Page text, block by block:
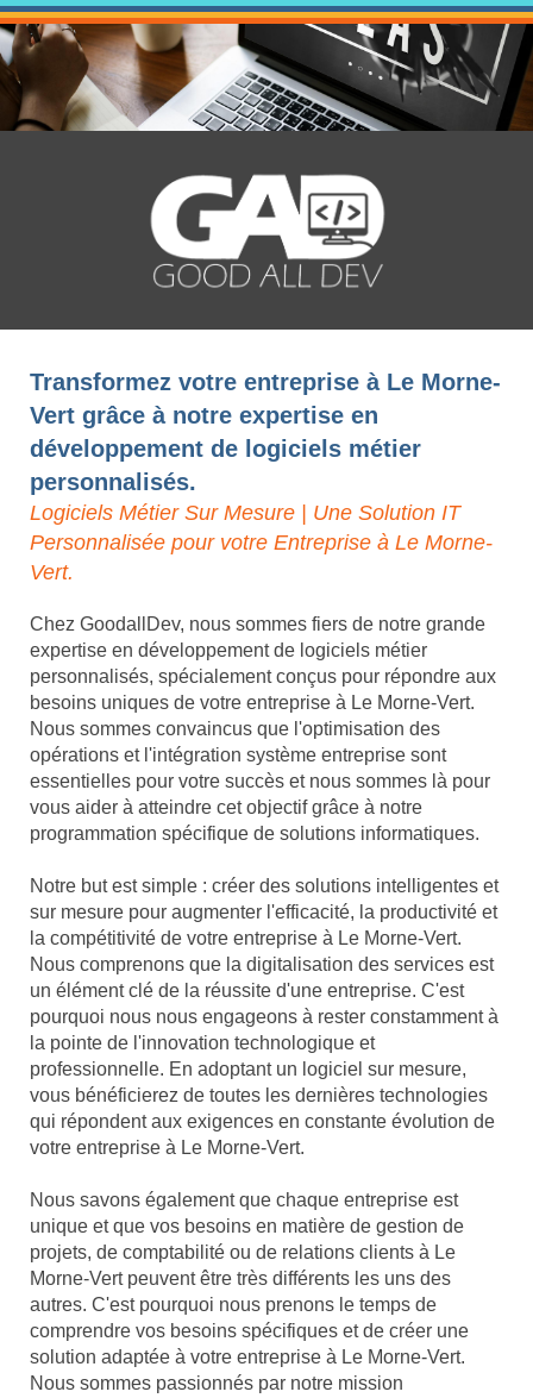
Transformez votre entreprise à Le Morne-
Vert grâce à notre expertise en
développement de logiciels métier
personnalisés.
Logiciels Métier Sur Mesure | Une Solution IT
Personnalisée pour votre Entreprise à Le Morne-
Vert.
Chez GoodallDev, nous sommes fiers de notre grande
expertise en développement de logiciels métier
personnalisés, spécialement conçus pour répondre aux
besoins uniques de votre entreprise à Le Morne-Vert.
Nous sommes convaincus que l'optimisation des
opérations et l'intégration système entreprise sont
essentielles pour votre succès et nous sommes là pour
vous aider à atteindre cet objectif grâce à notre
programmation spécifique de solutions informatiques.
Notre but est simple : créer des solutions intelligentes et
sur mesure pour augmenter l'efficacité, la productivité et
la compétitivité de votre entreprise à Le Morne-Vert.
Nous comprenons que la digitalisation des services est
un élément clé de la réussite d'une entreprise. C'est
pourquoi nous nous engageons à rester constamment à
la pointe de l'innovation technologique et
professionnelle. En adoptant un logiciel sur mesure,
vous bénéficierez de toutes les dernières technologies
qui répondent aux exigences en constante évolution de
votre entreprise à Le Morne-Vert.
Nous savons également que chaque entreprise est
unique et que vos besoins en matière de gestion de
projets, de comptabilité ou de relations clients à Le
Morne-Vert peuvent être très différents les uns des
autres. C'est pourquoi nous prenons le temps de
comprendre vos besoins spécifiques et de créer une
solution adaptée à votre entreprise à Le Morne-Vert.
Nous sommes passionnés par notre mission